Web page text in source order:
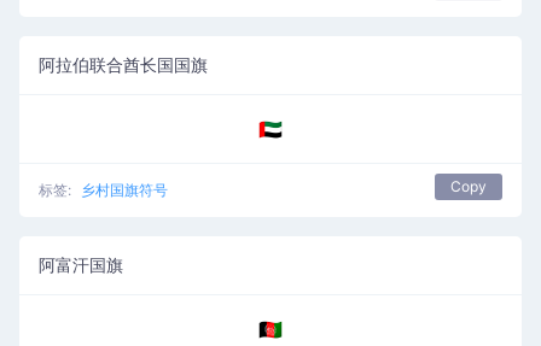
阿拉伯联合酋长国国旗
🇦🇪
标签: 乡村国旗符号 Copy
阿富汗国旗
🇦🇫